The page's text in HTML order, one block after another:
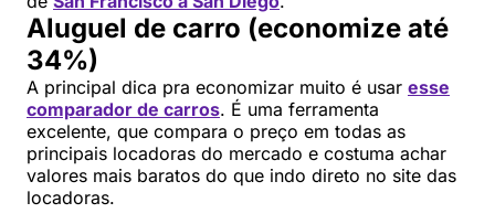
Aluguel de carro (economize até
34%)
A principal dica pra economizar muito é usar esse
comparador de carros. É uma ferramenta
excelente, que compara o preço em todas as
principais locadoras do mercado e costuma achar
valores mais baratos do que indo direto no site das
locadoras.